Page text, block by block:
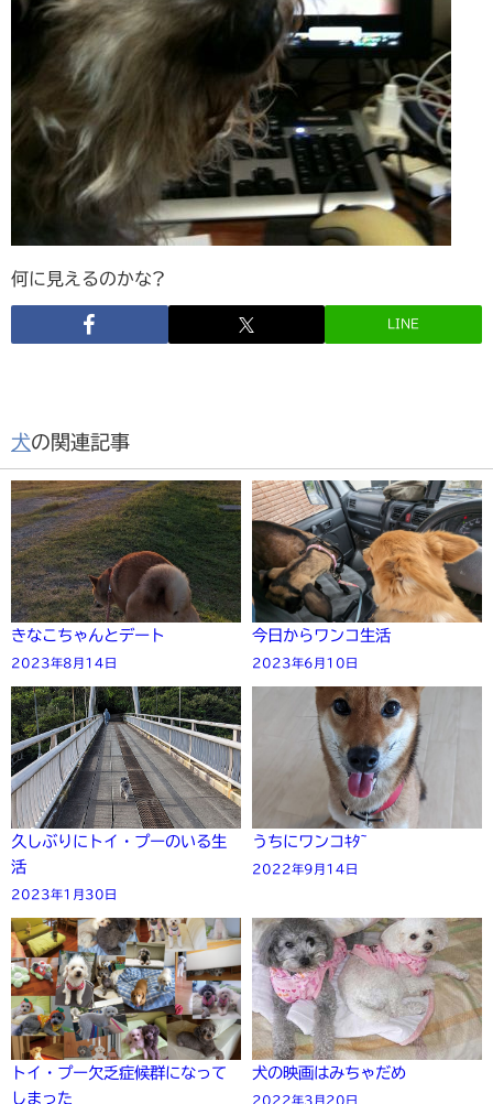
何に見えるのかな?
LINE
犬の関連記事
きなこちゃんとデート
2023年8月14日
今日からワンコ生活
2023年6月10日
久しぶりにトイ・プーのいる生
活
2023年1月30日
うちにワンコｷﾀ~
2022年9月14日
トイ・プー欠乏症候群になって
しまった
犬の映画はみちゃだめ
2022年3月20日